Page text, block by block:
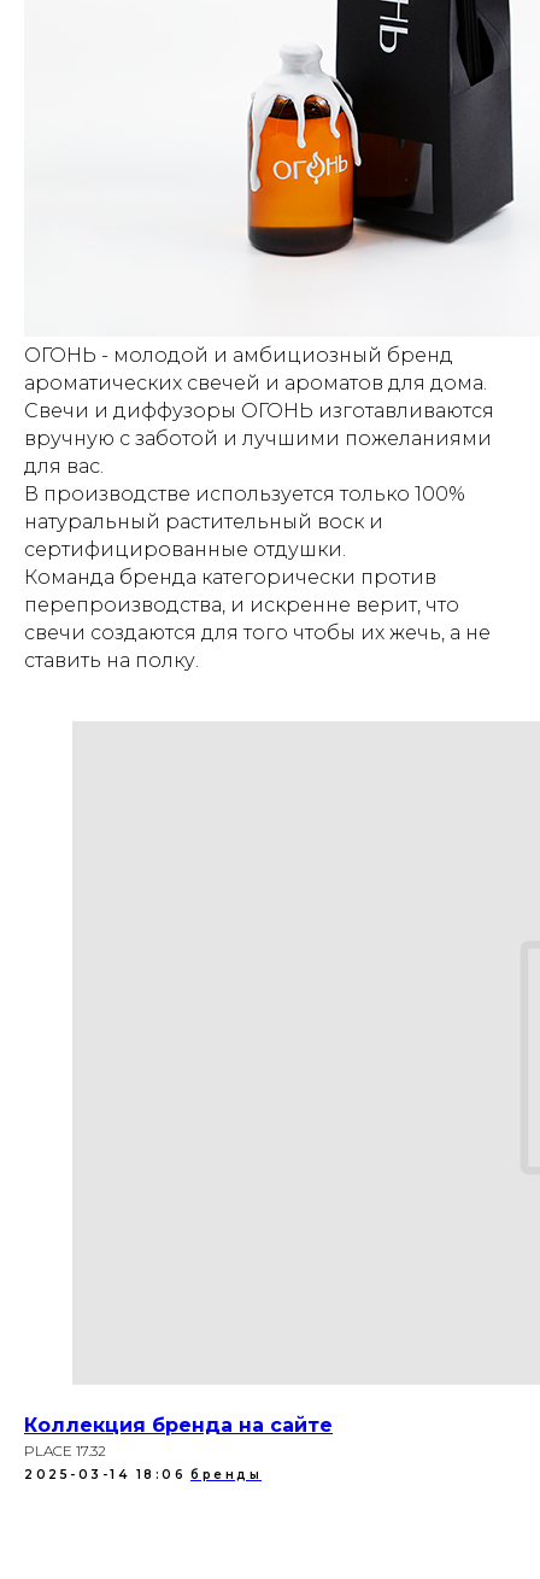
ОГОНЬ - молодой и амбициозный бренд
ароматических свечей и ароматов для дома.
Свечи и диффузоры ОГОНЬ изготавливаются
вручную с заботой и лучшими пожеланиями
для вас.
В производстве используется только 100%
натуральный растительный воск и
сертифицированные отдушки.
Команда бренда категорически против
перепроизводства, и искренне верит, что
свечи создаются для того чтобы их жечь, а не
ставить на полку.
Коллекция бренда на сайте
PLACE 17.32
2025-03-14 18:06 бренды